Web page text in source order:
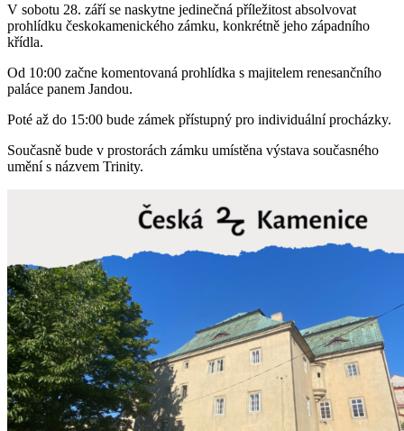
V sobotu 28. září se naskytne jedinečná příležitost absolvovat
prohlídku českokamenického zámku, konkrétně jeho západního
křídla.
Od 10:00 začne komentovaná prohlídka s majitelem renesančního
paláce panem Jandou.
Poté až do 15:00 bude zámek přístupný pro individuální procházky.
Současně bude v prostorách zámku umístěna výstava současného
umění s názvem Trinity.